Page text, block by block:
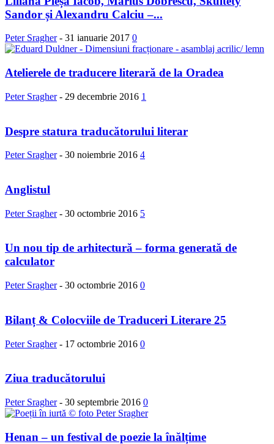
Sandor și Alexandru Calciu –...
Peter Sragher - 31 ianuarie 2017 0
Atelierele de traducere literară de la Oradea
Peter Sragher - 29 decembrie 2016 1
Despre statura traducătorului literar
Peter Sragher - 30 noiembrie 2016 4
Anglistul
Peter Sragher - 30 octombrie 2016 5
Un nou tip de arhitectură – forma generată de
calculator
Peter Sragher - 30 octombrie 2016 0
Bilanț & Colocviile de Traduceri Literare 25
Peter Sragher - 17 octombrie 2016 0
Ziua traducătorului
Peter Sragher - 30 septembrie 2016 0
Henan – un festival de poezie la înălțime